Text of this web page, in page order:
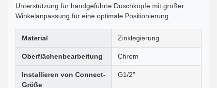
Unterstützung für handgeführte Duschköpfe mit großer
Winkelanpassung für eine optimale Positionierung.
Material Zinklegierung
Oberflächenbearbeitung Chrom
Installieren von Connect-
Größe
G1/2"